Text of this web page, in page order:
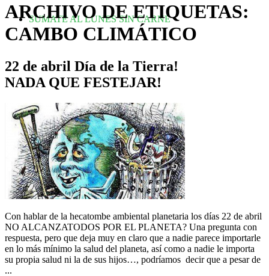
SUMATE AL LUNES SIN CARNE
ARCHIVO DE ETIQUETAS:
CAMBO CLIMÁTICO
22 de abril Día de la Tierra!
NADA QUE FESTEJAR!
Con hablar de la hecatombe ambiental planetaria los días 22 de abril
NO ALCANZATODOS POR EL PLANETA? Una pregunta con
respuesta, pero que deja muy en claro que a nadie parece importarle
en lo más mínimo la salud del planeta, así como a nadie le importa
su propia salud ni la de sus hijos…, podríamos decir que a pesar de
...